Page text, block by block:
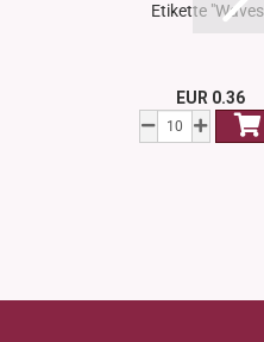
Etikette
EUR 0.36